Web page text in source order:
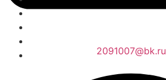
2091007@bk.ru